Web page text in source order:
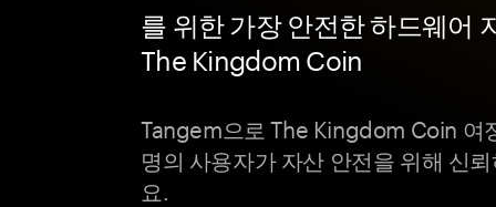
를 위한 가장 안전한 하드웨어
The Kingdom Coin
Tangem으로 The Kingdom Coin 여
명의 사용자가 자산 안전을 위해 신
요.